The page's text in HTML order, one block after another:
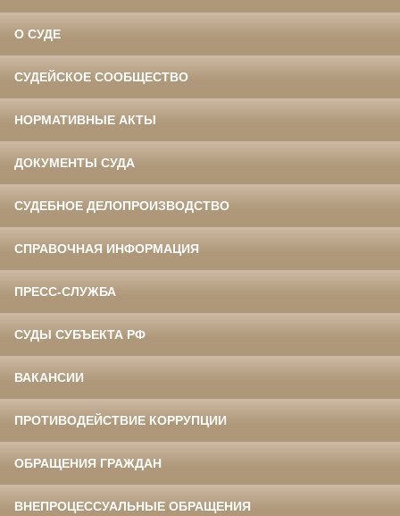
О СУДЕ
СУДЕЙСКОЕ СООБЩЕСТВО
НОРМАТИВНЫЕ АКТЫ
ДОКУМЕНТЫ СУДА
СУДЕБНОЕ ДЕЛОПРОИЗВОДСТВО
СПРАВОЧНАЯ ИНФОРМАЦИЯ
ПРЕСС-СЛУЖБА
СУДЫ СУБЪЕКТА РФ
ВАКАНСИИ
ПРОТИВОДЕЙСТВИЕ КОРРУПЦИИ
ОБРАЩЕНИЯ ГРАЖДАН
ВНЕПРОЦЕССУАЛЬНЫЕ ОБРАЩЕНИЯ